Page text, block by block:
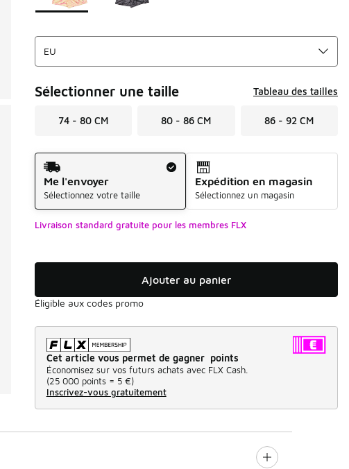
Sélectionner une taille Tableau des tailles
74 - 80 CM 80 - 86 CM 86 - 92 CM
Mode d'expédition
Me l'envoyer
Sélectionnez votre taille
Expédition en magasin
Sélectionnez un magasin
Livraison standard gratuite pour les membres FLX
Ajouter au panier
Éligible aux codes promo
Cet article vous permet de gagner points
Économisez sur vos futurs achats avec FLX Cash.
(25 000 points = 5 €)
Inscrivez-vous gratuitement